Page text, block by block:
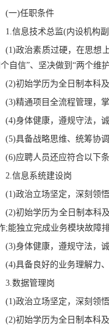
(一)任职条件
1.信息技术总监(内设机构
(1)政治素质过硬，在思想
个自信”、坚决做到“两个维
(2)初始学历为全日制本科
(3)精通项目全流程管理，
(4)身体健康，遵规守法，
(5)具备战略思维、统筹协
(6)应聘人员还应符合以下
2.信息系统建设岗
(1)政治立场坚定，深刻领
(2)初始学历为全日制本科
;能独立完成业务模块故障
(3)身体健康，遵规守法，
(4)具备良好的业务理解力
3.数据管理岗
(1)政治立场坚定，深刻领
(2)初始学历为全日制本科